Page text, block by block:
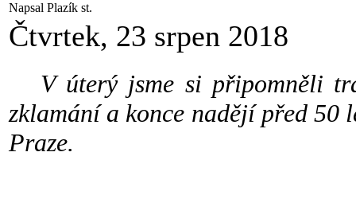
Napsal Plazík st.
Čtvrtek, 23 srpen 2018
V úterý jsme si připomněli
zklamání a konce nadějí před 50
Praze.